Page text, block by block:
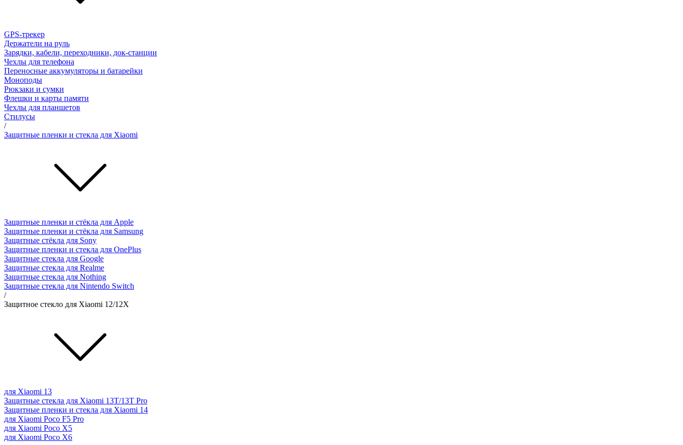
GPS-трекер
Держатели на руль
Зарядки, кабели, переходники, док-станции
Чехлы для телефона
Переносные аккумуляторы и батарейки
Моноподы
Рюкзаки и сумки
Флешки и карты памяти
Чехлы для планшетов
Стилусы
/
Защитные пленки и стекла для Xiaomi
Защитные пленки и стёкла для Apple
Защитные пленки и стёкла для Samsung
Защитные стёкла для Sony
Защитные пленки и стекла для OnePlus
Защитные стекла для Google
Защитные стекла для Realme
Защитные стекла для Nothing
Защитные стекла для Nintendo Switch
/
Защитное стекло для Xiaomi 12/12X
для Xiaomi 13
Защитные стекла для Xiaomi 13T/13T Pro
Защитные пленки и стекла для Xiaomi 14
для Xiaomi Poco F5 Pro
для Xiaomi Poco X5
для Xiaomi Poco X6